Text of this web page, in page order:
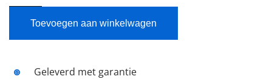
X-
Elektrisch
Toevoegen aan winkelwagen
Geleverd met garantie